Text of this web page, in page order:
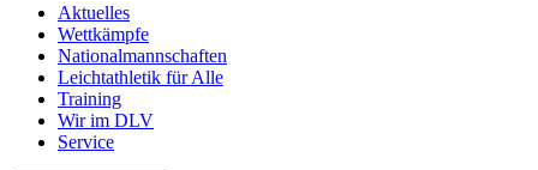
Aktuelles
Wettkämpfe
Nationalmannschaften
Leichtathletik für Alle
Training
Wir im DLV
Service